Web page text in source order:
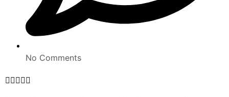
No Comments
